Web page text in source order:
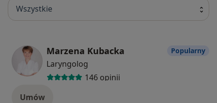
Wszystkie
Marzena Kubacka
Laryngolog
146 opinii
Popularny
Umów